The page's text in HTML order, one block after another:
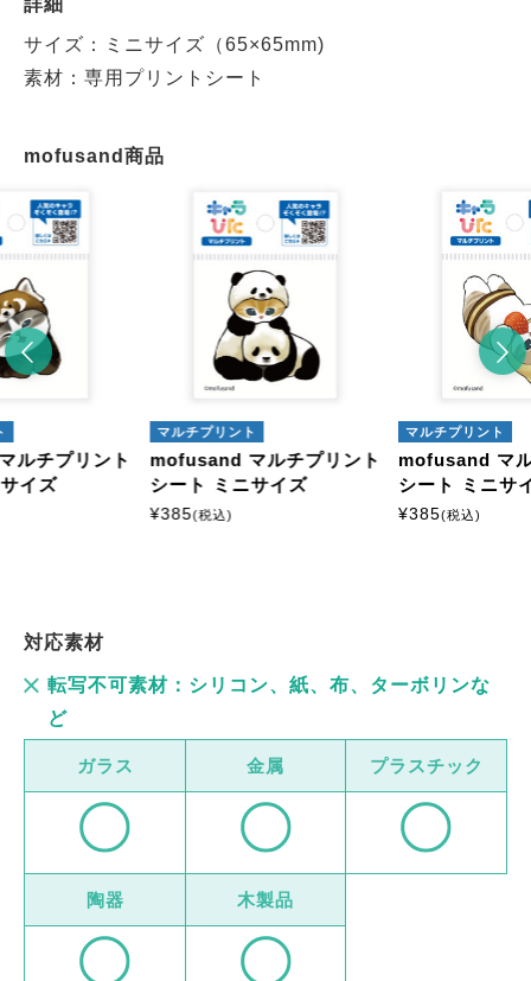
詳細
サイズ：ミニサイズ（65×65mm)
素材：専用プリントシート
mofusand商品
ルチプリント
イズ
マルチプリント
mofusand マルチプリント
シート ミニサイズ
¥385(税込)
マルチプリント
mofusand マ
シート ミニサ
¥385(税込)
対応素材
転写不可素材：シリコン、紙、布、ターボリンな
ど
ガラス 金属 プラスチック
陶器 木製品